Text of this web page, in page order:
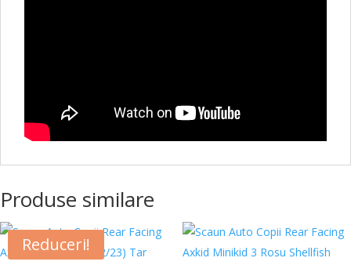
Produse similare
Reduceri!